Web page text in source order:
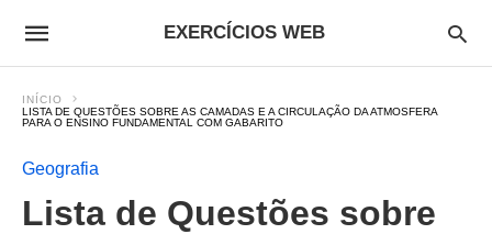
EXERCÍCIOS WEB
INÍCIO
LISTA DE QUESTÕES SOBRE AS CAMADAS E A CIRCULAÇÃO DA ATMOSFERA
PARA O ENSINO FUNDAMENTAL COM GABARITO
Geografia
Lista de Questões sobre